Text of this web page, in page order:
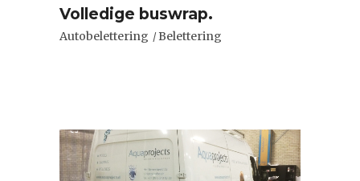
Volledige buswrap.
Autobelettering Belettering